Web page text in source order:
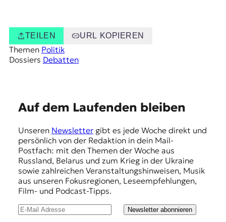
TEILEN URL KOPIEREN
Themen Politik
Dossiers Debatten
Auf dem Laufenden bleiben
Unseren Newslettergibt es jede Woche direkt und
persönlich von der Redaktion in dein Mail-
Postfach: mit den Themen der Woche aus
Russland, Belarus und zum Krieg in der Ukraine
sowie zahlreichen Veranstaltungshinweisen, Musik
aus unseren Fokusregionen, Leseempfehlungen,
Film- und Podcast-Tipps.
Newsletter abonnieren